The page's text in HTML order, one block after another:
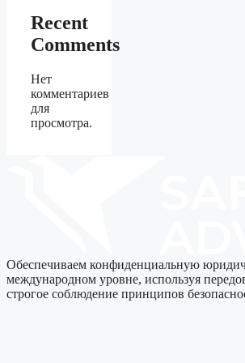
Recent
Comments
Нет
комментариев
для
просмотра.
Обеспечиваем конфиденциальную
международном уровне, используя
строгое соблюдение принципов